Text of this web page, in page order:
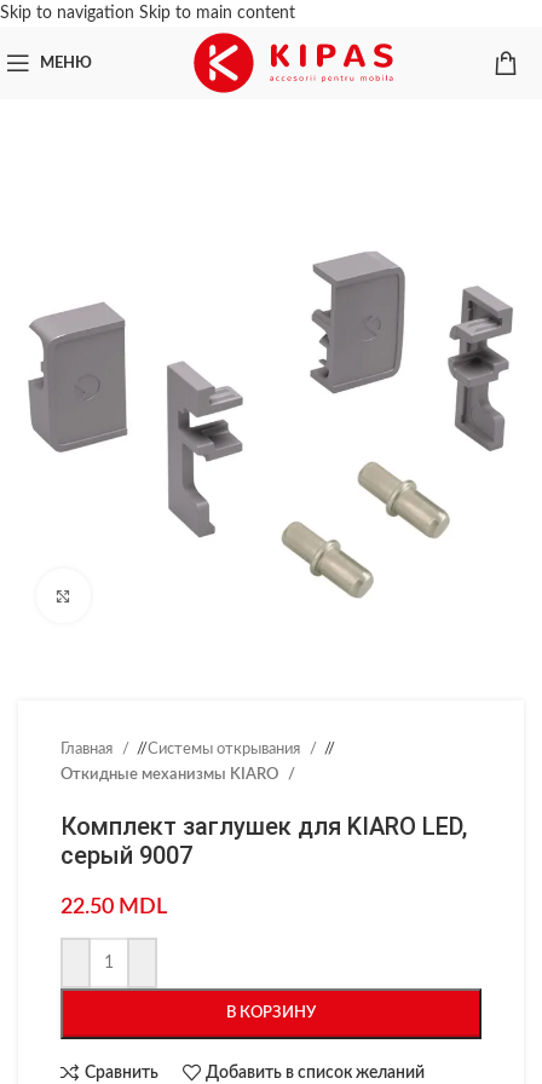
Skip to navigation Skip to main content
МЕНЮ
Главная / Системы открывания
/
Откидные механизмы KIARO
Комплект заглушек для KIARO LED,
серый 9007
22.50 MDL
В КОРЗИНУ
Сравнить Добавить в список желаний